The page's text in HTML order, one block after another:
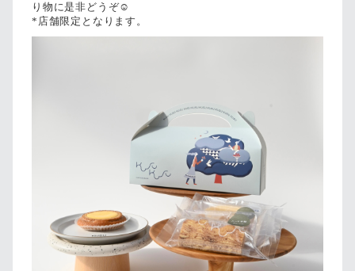
り物に是非どうぞ☺️
*店舗限定となります。